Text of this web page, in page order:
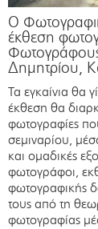
Ο
έκθεση
Δημητρίου,
Τα εγκαίνια θα
έκθεση θα
φωτογραφίες
σεμιναρίου,
και ομαδικές
φωτογράφοι,
φωτογραφικής
τους από τη
φωτογραφίας